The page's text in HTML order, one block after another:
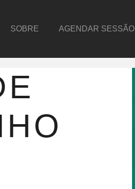
SOBRE AGENDAR SESSÃO